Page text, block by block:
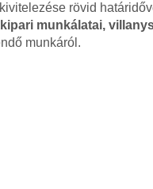
rövid
munkálatai,
munkáról.